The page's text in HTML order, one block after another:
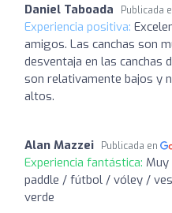
Daniel Taboada Publicada
Experiencia positiva:
amigos. Las canchas son
desventaja en las canchas
son relativamente bajos y
altos.
Alan Mazzei Publicada en
Experiencia fantástica: Muy
paddle / fútbol / vóley /
verde